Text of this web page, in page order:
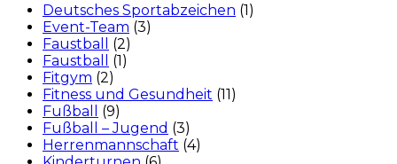
Deutsches Sportabzeichen (1)
Event-Team (3)
Faustball
(2)
Faustball
(1)
Fitgym (2)
Fitness und Gesundheit (11)
Fußball
(9)
Fußball – Jugend (3)
Herrenmannschaft (4)